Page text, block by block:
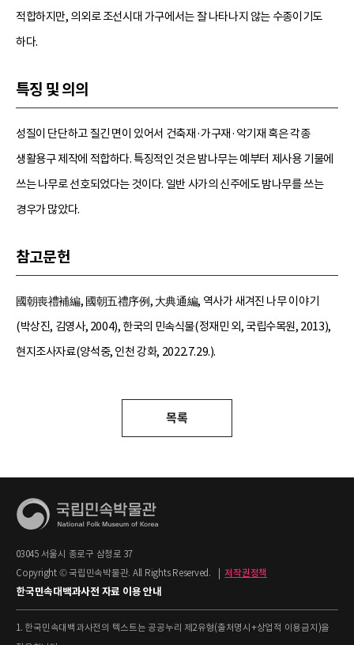
적합하지만, 의외로 조선시대 가구에서는 잘 나타나지 않는 수종이기도
하다.
특징 및 의의
성질이 단단하고 질긴 면이 있어서 건축재·가구재·악기재 혹은 각종
생활용구 제작에 적합하다. 특징적인 것은 밤나무는 예부터 제사용 기물에
쓰는 나무로 선호되었다는 것이다. 일반 사가의 신주에도 밤나무를 쓰는
경우가 많았다.
참고문헌
國朝喪禮補編, 國朝五禮序例, 大典通編, 역사가 새겨진 나무 이야기
(박상진, 김영사, 2004), 한국의 민속식물(정재민 외, 국립수목원, 2013),
현지조사자료(양석중, 인천 강화, 2022.7.29.).
목록
03045 서울시 종로구 삼청로 37
Copyright © 국립민속박물관. All Rights Reserved.
저작권정책
한국민속대백과사전 자료 이용 안내
1. 한국민속대백과사전의 텍스트는 공공누리 제2유형(출처명시+상업적 이용금지)을